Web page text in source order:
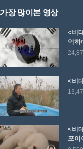
가장 많이본 영상
<비
억하
<비
<비
포이